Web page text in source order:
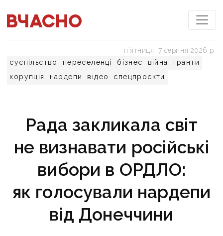
суспільство переселенці бізнес війна
гранти
корупція
нардепи відео спецпроєкти
пʼятниця, 7 серпня 2026 р.
Рада закликала світ
не визнавати російські
вибори в ОРДЛО:
як голосували нардепи
від Донеччини